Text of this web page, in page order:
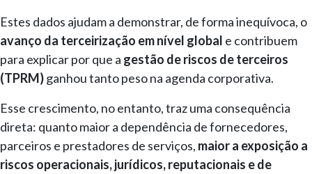
Estes dados ajudam a demonstrar, de forma inequívoca, o
avanço da terceirização em nível global e contribuem
para explicar por que a gestão de riscos de terceiros
(TPRM)ganhou tanto peso na agenda corporativa.
Esse crescimento, no entanto, traz uma consequência
direta: quanto maior a dependência de fornecedores,
parceiros e prestadores de serviços, maior a exposição a
riscos operacionais, jurídicos, reputacionais e de